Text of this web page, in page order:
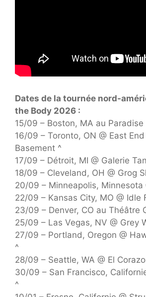
Dates de la tournée nord-
the Body 2026 :
15/09 – Boston, MA au Paradise
16/09 – Toronto, ON @ East
Basement ^
17/09 – Détroit, MI @ Galerie
18/09 – Cleveland, OH @ Grog
20/09 – Minneapolis, Minnesota
22/09 – Kansas City, MO @ Idle
23/09 – Denver, CO au Théâtre
25/09 – Las Vegas, NV @ Grey
27/09 – Portland, Oregon @
^
28/09 – Seattle, WA @ El
30/09 – San Francisco,
^